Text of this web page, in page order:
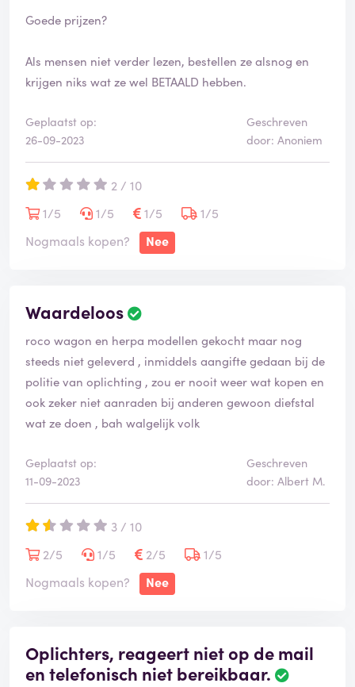
Goede prijzen?
Als mensen niet verder lezen, bestellen ze alsnog en
krijgen niks wat ze wel BETAALD hebben.
Geplaatst op:
26-09-2023
Geschreven
door: Anoniem
2 / 10
1/5
1/5 1/5
1/5
Nogmaals kopen?
Nee
Waardeloos
roco wagon en herpa modellen gekocht maar nog
steeds niet geleverd , inmiddels aangifte gedaan bij de
politie van oplichting , zou er nooit weer wat kopen en
ook zeker niet aanraden bij anderen gewoon diefstal
wat ze doen , bah walgelijk volk
Geplaatst op:
11-09-2023
Geschreven
door: Albert M.
3 / 10
2/5
1/5 2/5
1/5
Nogmaals kopen?
Nee
Oplichters, reageert niet op de mail
en telefonisch niet bereikbaar.